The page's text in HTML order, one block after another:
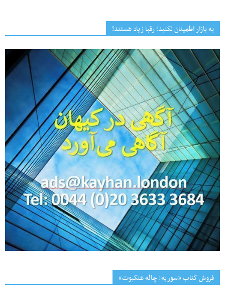
به بازار اطمینان نکنید؛ رقبا زیاد هستند!
فروش کتاب «سوریه: چاله عنکبوت»